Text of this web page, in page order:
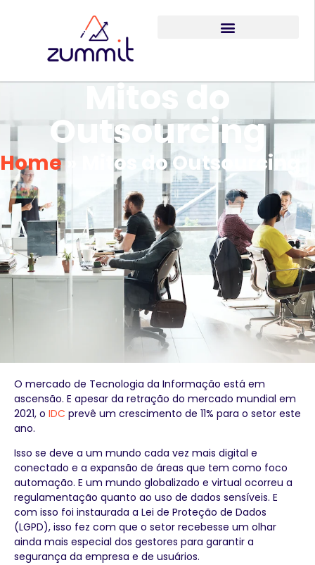
Mitos do
Outsourcing
Home» Mitos do Outsourcing
O mercado de Tecnologia da Informação está em
ascensão. E apesar da retração do mercado mundial em
2021, o IDC prevê um crescimento de 11% para o setor este
ano.
Isso se deve a um mundo cada vez mais digital e
conectado e a expansão de áreas que tem como foco
automação. E um mundo globalizado e virtual ocorreu a
regulamentação quanto ao uso de dados sensíveis. E
com isso foi instaurada a Lei de Proteção de Dados
(LGPD), isso fez com que o setor recebesse um olhar
ainda mais especial dos gestores para garantir a
segurança da empresa e de usuários.